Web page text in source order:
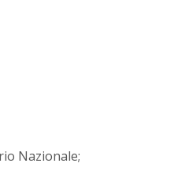
Nazionale;